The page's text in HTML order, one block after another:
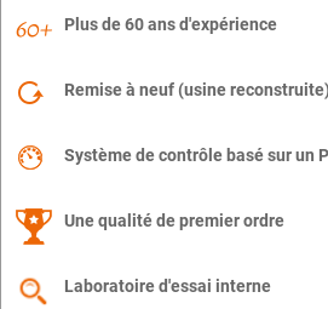
Plus de 60 ans d'expérience
Remise à neuf (usine reconstruite)
Système de contrôle basé sur un
Une qualité de premier ordre
Laboratoire d'essai interne